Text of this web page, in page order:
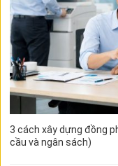
3 cách xây dựng đồng
cầu và ngân sách)